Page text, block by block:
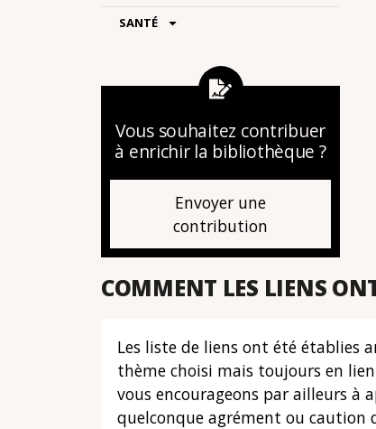
SANTÉ
Vous souhaitez contribuer
à enrichir la bibliothèque ?
Envoyer une
contribution
COMMENT LES LIENS
Les liste de liens ont été
thème choisi mais toujours en
vous encourageons par ailleurs à
quelconque agrément ou caution